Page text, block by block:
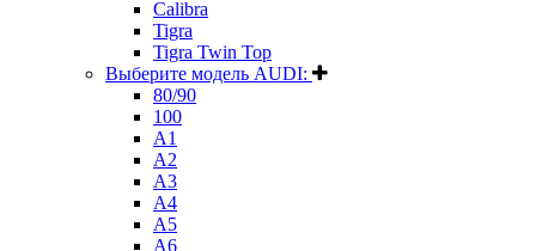
Calibra
Tigra
Tigra Twin Top
Выберите модель AUDI:
80/90
100
A1
A2
A3
A4
A5
A6